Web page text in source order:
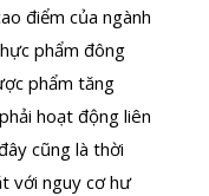
điểm của ngành
phẩm đông
phẩm tăng
hoạt động liên
cũng là thời
với nguy cơ hư